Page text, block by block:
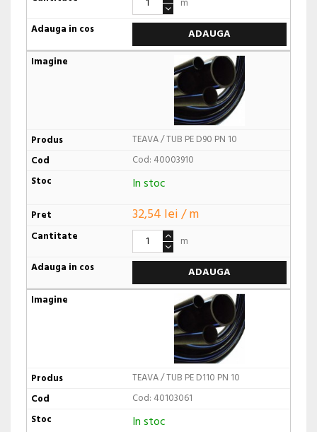
m
ADAUGA
TEAVA / TUB PE D90 PN 10
Cod: 40003910
In stoc
32,54 lei / m
m
ADAUGA
TEAVA / TUB PE D110 PN 10
Cod: 40103061
In stoc